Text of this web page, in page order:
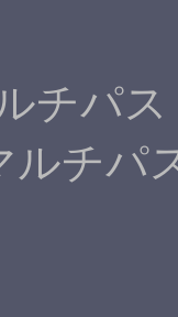
チパス
ルチパ